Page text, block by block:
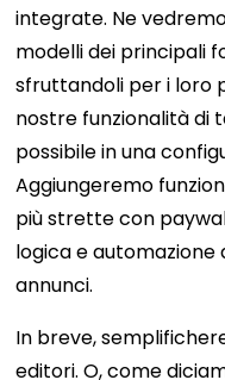
integrate. Ne
modelli dei principali
sfruttandoli per i loro
nostre funzionalità di
possibile in una
Aggiungeremo
più strette con
logica e automazione
annunci.
In breve,
editori. O, come